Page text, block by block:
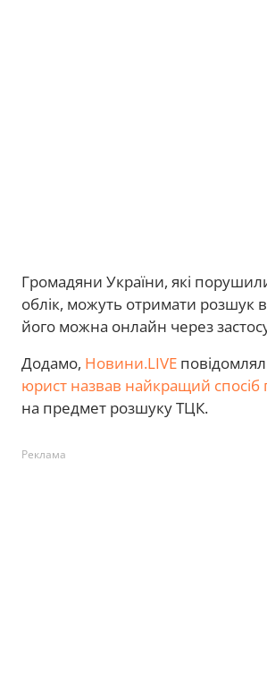
Громадяни України, які
облік, можуть отримати розшук
його можна онлайн через
Додамо, Новини.LIVE
юрист назвав найкращий спосіб
на предмет розшуку ТЦК.
Реклама